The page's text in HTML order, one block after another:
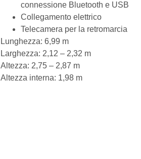
connessione Bluetooth e USB
Collegamento elettrico
Telecamera per la retromarcia
Lunghezza: 6,99 m
Larghezza: 2,12 – 2,32 m
Altezza: 2,75 – 2,87 m
Altezza interna: 1,98 m